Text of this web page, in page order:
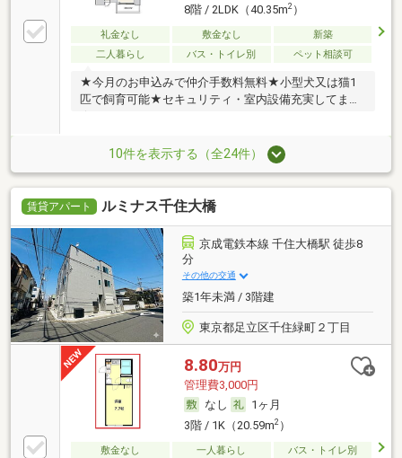
8階 / 2LDK（40.35m2）
礼金なし 敷金なし
新築
二人暮らし
バス・トイレ別 ペット相談可
★今月のお申込みで仲介手数料無料★小型犬又は猫1
匹で飼育可能★セキュリティ・室内設備充実してます
10件を表示する（全24件）
賃貸アパート ルミナス千住大橋
京成電鉄本線 千住大橋駅 徒歩8
分
その他の交通
築1年未満 / 3階建
東京都足立区千住緑町２丁目
8.80万円
管理費3,000円
なし
1ヶ月
3階 / 1K（20.59m2）
敷金なし 一人暮らし
バス・トイレ別